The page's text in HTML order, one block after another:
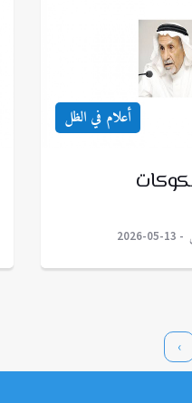
أعلام في الظل
2026-05-13
›